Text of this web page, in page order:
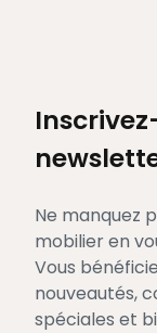
Ne manquez
mobilier en
Vous
nouveautés,
spéciales et